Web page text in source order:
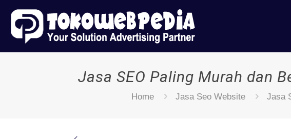
Jasa SEO Paling Murah dan
Home Jasa Seo Website Jasa